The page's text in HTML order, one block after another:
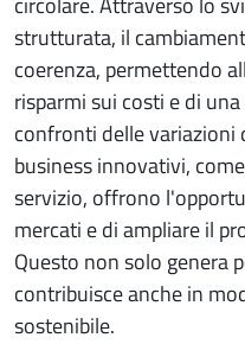
strutturata, il
coerenza, permettendo
risparmi sui costi e di
confronti delle variazioni
business innovativi,
servizio, offrono
mercati e di ampliare il
Questo non solo genera
contribuisce anche in
sostenibile.